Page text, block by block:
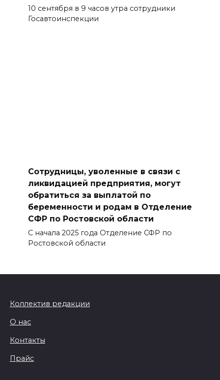
10 сентября в 9 часов утра сотрудники
Госавтоинспекции
Сотрудницы, уволенные в связи с
ликвидацией предприятия, могут
обратиться за выплатой по
беременности и родам в Отделение
СФР по Ростовской области
С начала 2025 года Отделение СФР по
Ростовской области
Коллектив редакции
О нас
Контакты
Прайс